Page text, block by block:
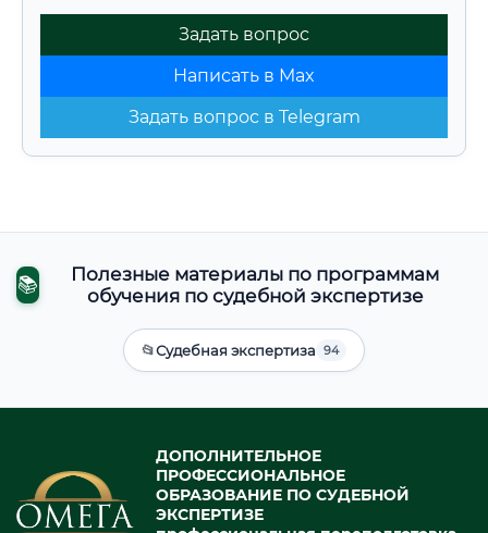
Задать вопрос
Написать в Max
Задать вопрос в Telegram
📚
Полезные материалы по программам
обучения по судебной экспертизе
📂Судебная экспертиза 94
ДОПОЛНИТЕЛЬНОЕ
ПРОФЕССИОНАЛЬНОЕ
ОБРАЗОВАНИЕ ПО СУДЕБНОЙ
ЭКСПЕРТИЗЕ